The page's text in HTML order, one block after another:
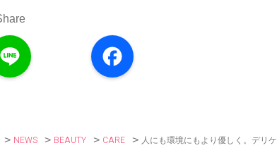
> NEWS > BEAUTY > CARE > 人にも環境にもより優しく。デリケ